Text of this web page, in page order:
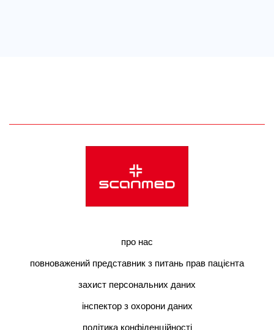
про нас
повноважений представник з питань прав пацієнта
захист персональних даних
інспектор з охорони даних
політика конфіденційності